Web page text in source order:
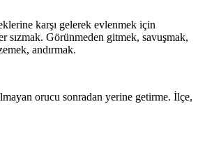
karşı gelerek evlenmek için
sızmak. Görünmeden gitmek, savuşmak,
andırmak.
orucu sonradan yerine getirme. İlçe,